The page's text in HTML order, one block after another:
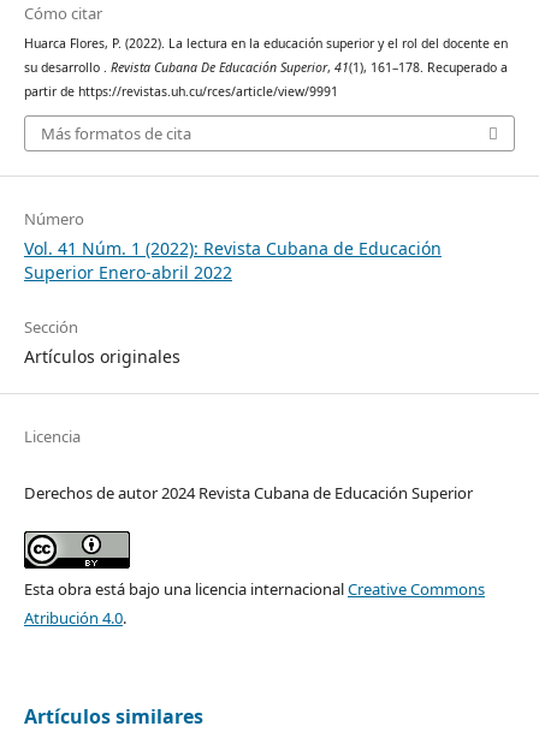
Cómo citar
Huarca Flores, P. (2022). La lectura en la educación superior y el rol del docente en
su desarrollo . Revista Cubana De Educación Superior, 41(1), 161–178. Recuperado a
partir de https://revistas.uh.cu/rces/article/view/9991
Más formatos de cita
Número
Vol. 41 Núm. 1 (2022): Revista Cubana de Educación
Superior Enero-abril 2022
Sección
Artículos originales
Licencia
Derechos de autor 2024 Revista Cubana de Educación Superior
Esta obra está bajo una licencia internacionalCreative Commons
Atribución 4.0.
Artículos similares